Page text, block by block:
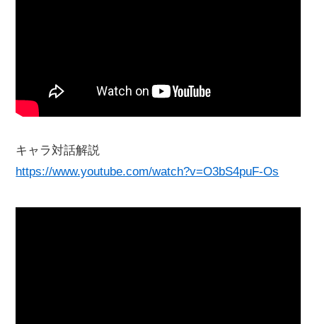
キャラ対話解説
https://www.youtube.com/watch?v=O3bS4puF-Os